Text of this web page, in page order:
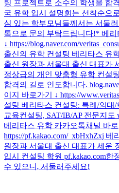
팅 프로젝트로 소수의 학생을 합격
국 유학 입시 설명회는 선착순으
심 있는 학부모님들께서는 서둘
톡으로 문의 부탁드립니다! ​ * 베
↓ https://blog.naver.com/
출신의 유학 컨설팅 베리타스 유
출신 원장과 서울대 출신 대표가
정상급의 개인 맞춤형 유학 컨설
합격의 길로 인도합니다.
이지 바로가기 ↓ https://
설팅 베리타스 컨설팅: 특례/의대
교육컨설팅, SAT/IB/AP 전문지도
베리타스 유학 카카오톡채널 바
https://pf.kakao.com/_xbHxhZxj
원장과 서울대 출신 대표가 세운
입시 컨설팅 학원 pf.kakao.com
수 있으니, 서둘러주세요!